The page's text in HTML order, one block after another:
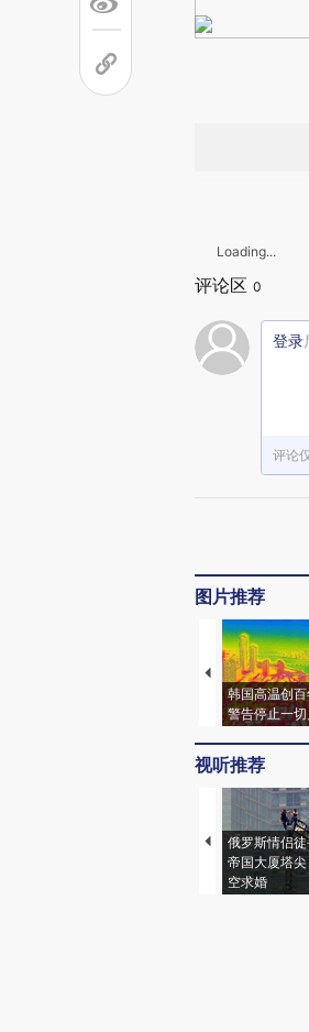
Loading...
评论区 0
登录
评论
图片推荐
韩国高温创
警告停止一
视听推荐
俄罗斯情侣
帝国大厦塔
空求婚